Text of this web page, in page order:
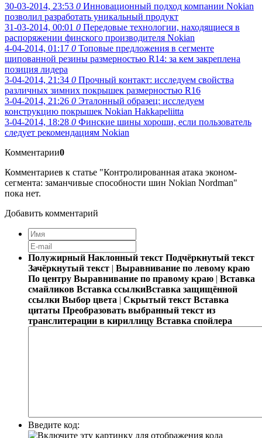
30-03-2014, 23:53 0 Инновационный подход компании Nokian
позволил разработать уникальный продукт
31-03-2014, 00:01 0 Передовые технологии, находящиеся в
распоряжении финского производителя Nokian
4-04-2014, 01:17 0 Топовые предложения в сегменте
шипованной резины размерностью R14: за кем закреплена
позиция лидера
3-04-2014, 21:34 0 Прочный контакт: исследуем свойства
различных зимних покрышек размерностью R16
3-04-2014, 21:26 0 Эталонный образец: исследуем
конструкцию покрышек Nokian Hakkapeliitta
3-04-2014, 18:28 0 Финские шины хороши, если пользователь
следует рекомендациям Nokian
Комментарии0
Комментариев к статье "Контролированная атака эконом-
сегмента: заманчивые способности шин Nokian Nordman"
пока нет.
Добавить комментарий
Полужирный Наклонный текст Подчёркнутый текст
Зачёркнутый текст | Выравнивание по левому краю
По центру Выравнивание по правому краю | Вставка
смайликов Вставка ссылкиВставка защищённой
ссылки Выбор цвета | Скрытый текст Вставка
цитаты Преобразовать выбранный текст из
транслитерации в кириллицу Вставка спойлера
Введите код: